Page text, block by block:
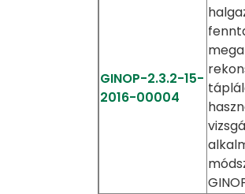
GINOP-2.3.2-15-
2016-00004